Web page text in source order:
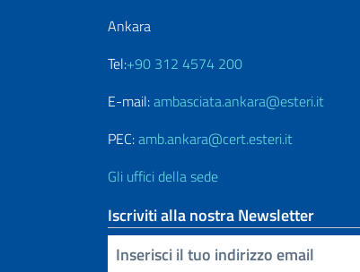
Ankara
Tel:+90 312 4574 200
E-mail:ambasciata.ankara@esteri.it
PEC:amb.ankara@cert.esteri.it
Gli uffici della sede
Iscriviti alla nostra Newsletter
Inserisci la tua email